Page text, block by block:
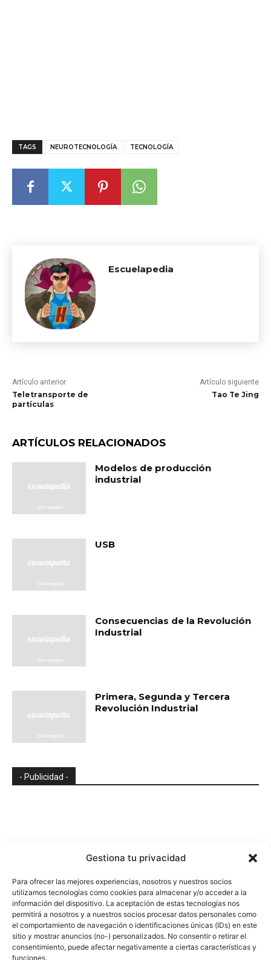
Gestiona tu privacidad
Para ofrecer las mejores experiencias, nosotros y nuestros socios
utilizamos tecnologías como cookies para almacenar y/o acceder a la
información del dispositivo. La aceptación de estas tecnologías nos
permitirá a nosotros y a nuestros socios procesar datos personales como
el comportamiento de navegación o identificaciones únicas (IDs) en este
sitio y mostrar anuncios (no-) personalizados. No consentir o retirar el
consentimiento, puede afectar negativamente a ciertas características y
funciones.
TAGS NEUROTECNOLOGÍA TECNOLOGÍA
Escuelapedia
Artículo anterior
Teletransporte de
partículas
Artículo siguiente
Tao Te Jing
ARTÍCULOS RELACIONADOS
Modelos de producción
industrial
USB
Consecuencias de la Revolución
Industrial
Primera, Segunda y Tercera
Revolución Industrial
- Publicidad -